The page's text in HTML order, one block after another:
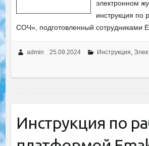
электронном
инструкция по
СОЧ», подготовленный сотрудниками
admin 25.09.2024 Инструкция,
Инструкция по